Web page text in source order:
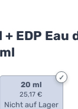
+ EDP Eau
20 ml
25,17 €
Nicht auf Lager